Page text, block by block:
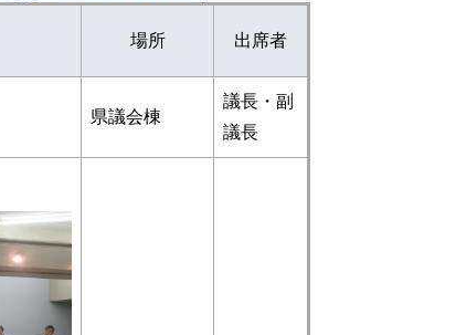
場所 出席者
県議会棟
議長・副
議長